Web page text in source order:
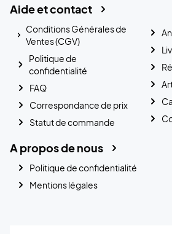
Aide et contact
Conditions Générales de
Ventes (CGV)
Politique de
confidentialité
FAQ
Correspondance de prix
Statut de commande
A propos de nous
Politique de confidentialité
Mentions légales